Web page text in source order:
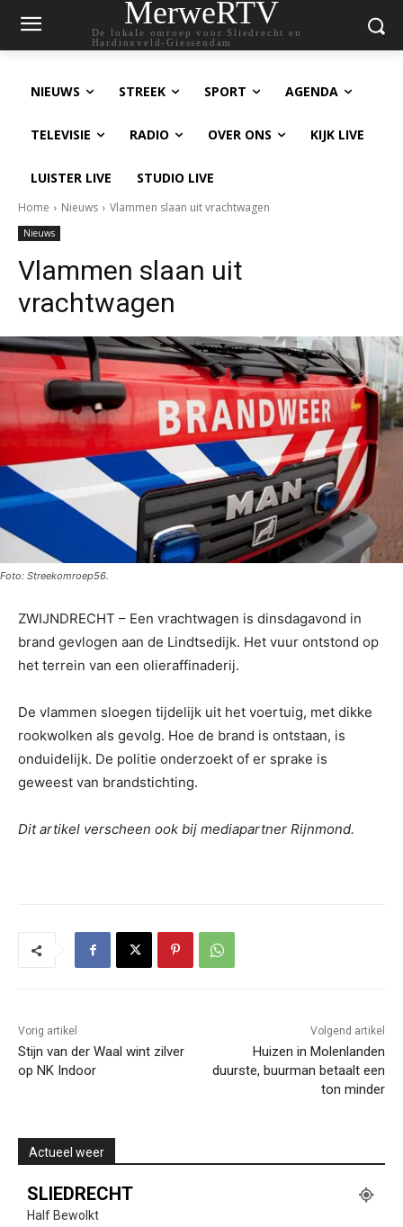
MerweRTV
De lokale omroep voor Sliedrecht en
Hardinxveld-Giessendam
NIEUWS STREEK SPORT AGENDA
TELEVISIE RADIO OVER ONS KIJK LIVE
LUISTER LIVE STUDIO LIVE
Home Nieuws Vlammen slaan uit vrachtwagen
Nieuws
Vlammen slaan uit
vrachtwagen
Foto: Streekomroep56.
ZWIJNDRECHT – Een vrachtwagen is dinsdagavond in
brand gevlogen aan de Lindtsedijk. Het vuur ontstond op
het terrein van een olieraffinaderij.
De vlammen sloegen tijdelijk uit het voertuig, met dikke
rookwolken als gevolg. Hoe de brand is ontstaan, is
onduidelijk. De politie onderzoekt of er sprake is
geweest van brandstichting.
Dit artikel verscheen ook bij mediapartner Rijnmond.
Vorig artikel
Stijn van der Waal wint zilver
op NK Indoor
Volgend artikel
Huizen in Molenlanden
duurste, buurman betaalt een
ton minder
Actueel weer
SLIEDRECHT
Half Bewolkt